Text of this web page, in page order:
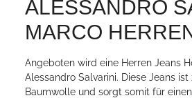
ALESSANDRO
MARCO
Angeboten wird eine Herren Jeans
Alessandro Salvarini. Diese Jeans ist
Baumwolle und sorgt somit für